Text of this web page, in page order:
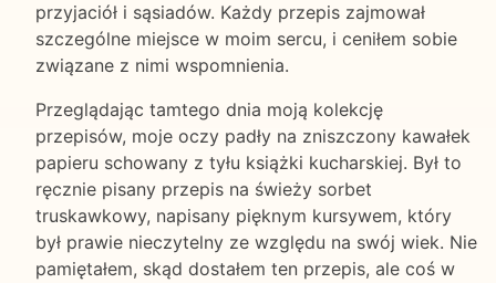
przyjaciół i sąsiadów. Każdy przepis zajmował
szczególne miejsce w moim sercu, i ceniłem sobie
związane z nimi wspomnienia.
Przeglądając tamtego dnia moją kolekcję
przepisów, moje oczy padły na zniszczony kawałek
papieru schowany z tyłu książki kucharskiej. Był to
ręcznie pisany przepis na świeży sorbet
truskawkowy, napisany pięknym kursywem, który
był prawie nieczytelny ze względu na swój wiek. Nie
pamiętałem, skąd dostałem ten przepis, ale coś w